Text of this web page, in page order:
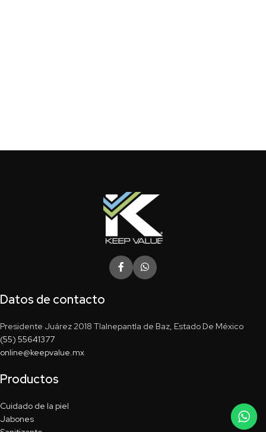
Datos de contacto
Presidente Juárez 2018 Tlalnepantla de Baz, Estado De México
(55) 55641377
online@keepvalue.mx
Productos
Cuidado de la piel
Jabones